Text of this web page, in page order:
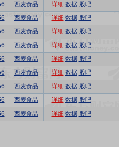
西麦食品 详细 数据 股吧
西麦食品 详细 数据 股吧
西麦食品 详细 数据 股吧
西麦食品 详细 数据 股吧
西麦食品 详细 数据 股吧
西麦食品 详细 数据 股吧
西麦食品 详细 数据 股吧
西麦食品 详细 数据 股吧
西麦食品 详细 数据 股吧